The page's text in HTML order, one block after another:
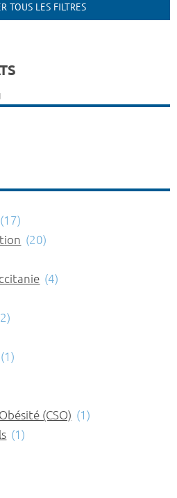
TOUS LES FILTRES
(17)
(20)
(4)
(1)
(CSO) (1)
(1)